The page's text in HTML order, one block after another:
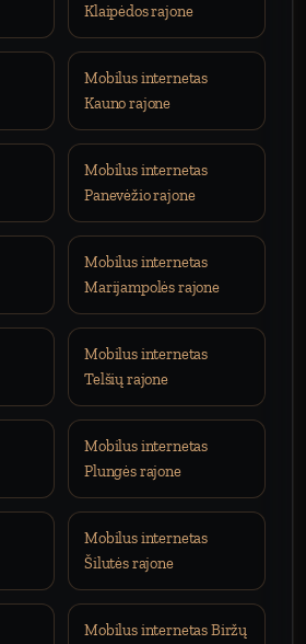
Klaipėdos rajone
Mobilus internetas
Kauno rajone
Mobilus internetas
Panevėžio rajone
Mobilus internetas
Marijampolės rajone
Mobilus internetas
Telšių rajone
Mobilus internetas
Plungės rajone
Mobilus internetas
Šilutės rajone
Mobilus internetas Biržų